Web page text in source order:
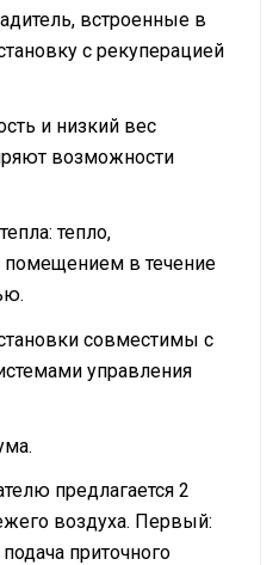
встроенные в
с рекуперацией
и низкий вес
возможности
тепло,
помещением в течение
совместимы с
управления
предлагается 2
воздуха. Первый:
приточного